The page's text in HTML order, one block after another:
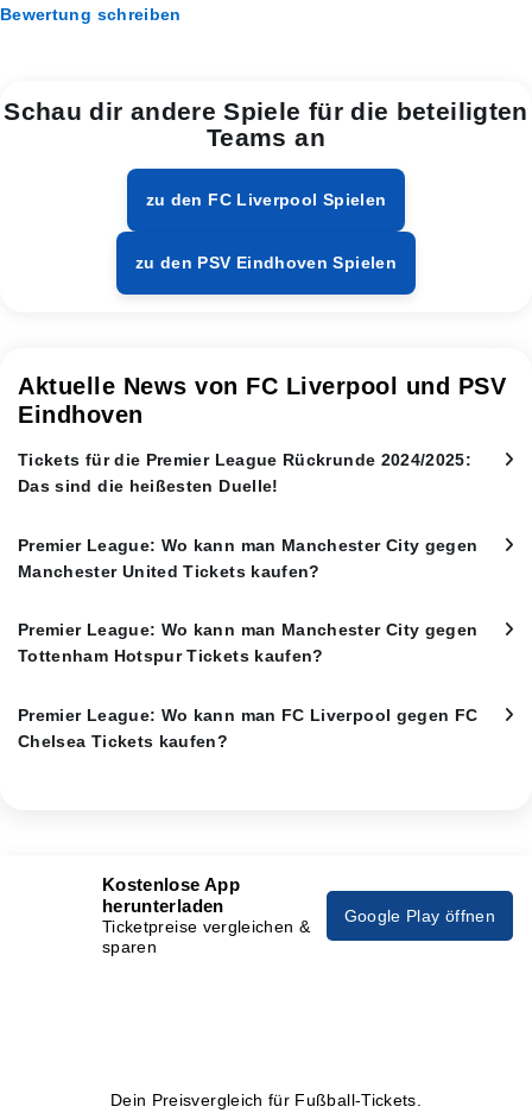
Bewertung schreiben
Schau dir andere Spiele für die beteiligten
Teams an
zu den FC Liverpool Spielen
zu den PSV Eindhoven Spielen
Aktuelle News von FC Liverpool und PSV
Eindhoven
Tickets für die Premier League Rückrunde 2024/2025:
Das sind die heißesten Duelle!
Premier League: Wo kann man Manchester City gegen
Manchester United Tickets kaufen?
Premier League: Wo kann man Manchester City gegen
Tottenham Hotspur Tickets kaufen?
Premier League: Wo kann man FC Liverpool gegen FC
Chelsea Tickets kaufen?
Kostenlose App
herunterladen
Ticketpreise vergleichen &
sparen
Google Play öffnen
Dein Preisvergleich für Fußball-Tickets.